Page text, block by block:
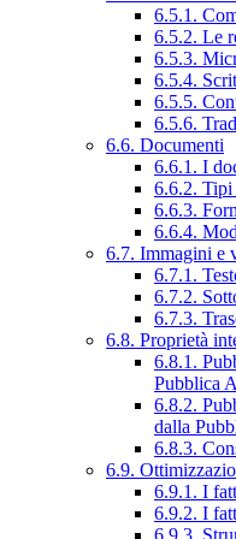
6.5.1.
6.5.2. Le
6.5.3.
6.5.4.
6.5.5.
6.5.6.
6.6. Documenti
6.6.1. I
6.6.2. Tipi
6.6.3.
6.6.4.
6.7. Immagini e
6.7.1.
6.7.2.
6.7.3.
6.8. Proprietà
6.8.1.
Pubblica
6.8.2.
dalla
6.8.3.
6.9.
6.9.1. I
6.9.2. I
6.9.3.